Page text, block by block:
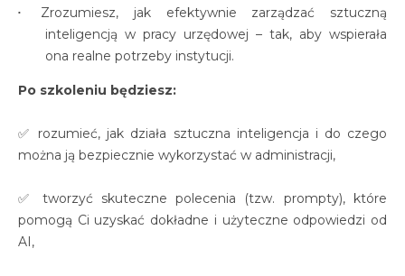
Zrozumiesz, jak efektywnie zarządzać sztuczną
inteligencją w pracy urzędowej – tak, aby wspierała
ona realne potrzeby instytucji.
Po szkoleniu będziesz:
✅ rozumieć, jak działa sztuczna inteligencja i do czego
można ją bezpiecznie wykorzystać w administracji,
✅ tworzyć skuteczne polecenia (tzw. prompty), które
pomogą Ci uzyskać dokładne i użyteczne odpowiedzi od
AI,